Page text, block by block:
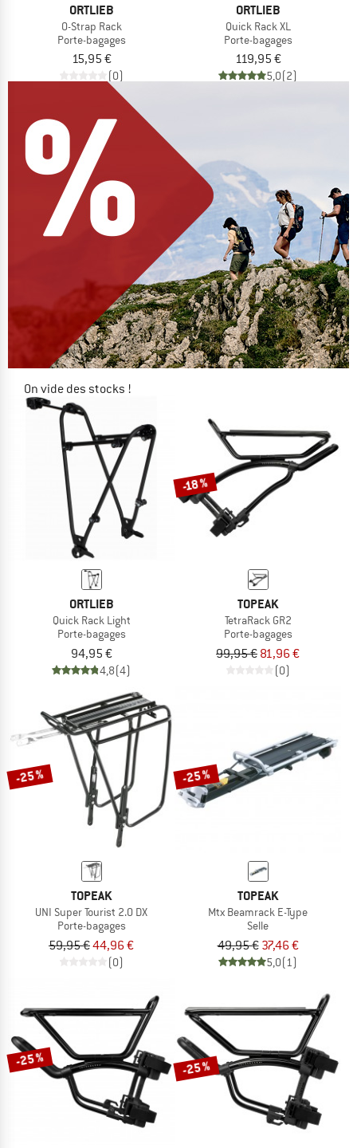
ORTLIEB
O-Strap Rack
Porte-bagages
15,95 €
(0)
ORTLIEB
Quick Rack XL
Porte-bagages
119,95 €
5,0(2)
On vide des stocks !
JUSQU'À -60 %
LE DÉSTOCKAGE
ORTLIEB
Quick Rack Light
Porte-bagages
94,95 €
4,8(4)
-18 %
TOPEAK
TetraRack GR2
Porte-bagages
99,95 € 81,96 €
(0)
-25 %
TOPEAK
UNI Super Tourist 2.0 DX
Porte-bagages
59,95 €44,96 €
(0)
-25 %
TOPEAK
Mtx Beamrack E-Type
Selle
49,95 € 37,46 €
5,0(1)
-25 % -25 %